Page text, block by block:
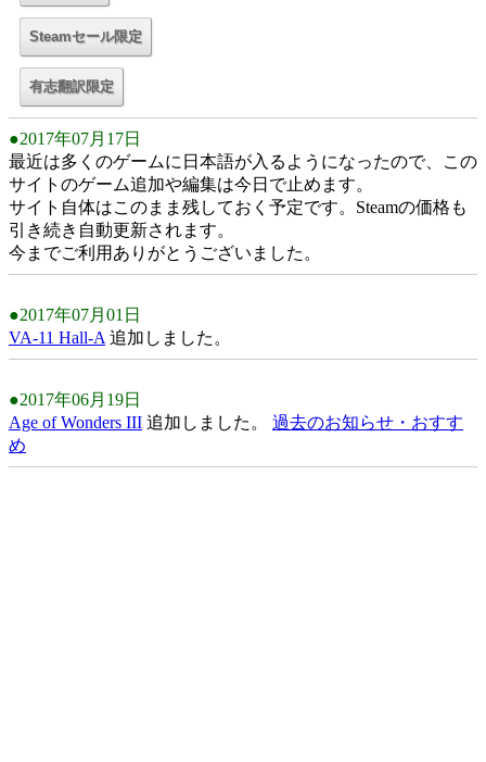
●2017年07月17日
最近は多くのゲームに日本語が入るようになったので、この
サイトのゲーム追加や編集は今日で止めます。
サイト自体はこのまま残しておく予定です。Steamの価格も
引き続き自動更新されます。
今までご利用ありがとうございました。
●2017年07月01日
VA-11 Hall-A 追加しました。
●2017年06月19日
Age of Wonders III 追加しました。 過去のお知らせ・おすす
め